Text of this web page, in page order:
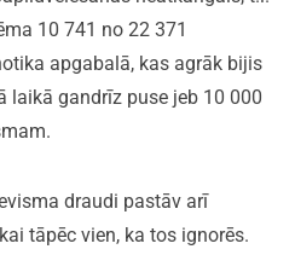
10 741 no 22 371
apgabalā, kas agrāk bijis
laikā gandrīz puse jeb 10 000
draudi pastāv arī
tāpēc vien, ka tos ignorēs.